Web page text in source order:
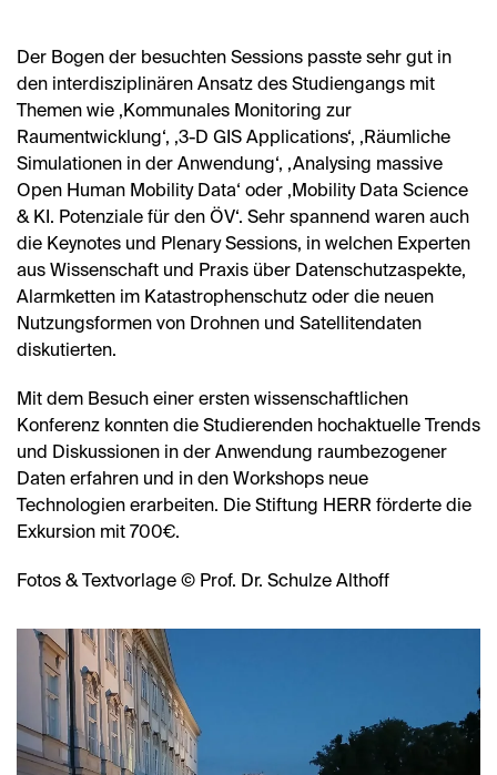
Der Bogen der besuchten Sessions passte sehr gut in
den interdisziplinären Ansatz des Studiengangs mit
Themen wie ‚Kommunales Monitoring zur
Raumentwicklung‘, ‚3-D GIS Applications‘, ‚Räumliche
Simulationen in der Anwendung‘, ‚Analysing massive
Open Human Mobility Data‘ oder ‚Mobility Data Science
& KI. Potenziale für den ÖV‘. Sehr spannend waren auch
die Keynotes und Plenary Sessions, in welchen Experten
aus Wissenschaft und Praxis über Datenschutzaspekte,
Alarmketten im Katastrophenschutz oder die neuen
Nutzungsformen von Drohnen und Satellitendaten
diskutierten.
Mit dem Besuch einer ersten wissenschaftlichen
Konferenz konnten die Studierenden hochaktuelle Trends
und Diskussionen in der Anwendung raumbezogener
Daten erfahren und in den Workshops neue
Technologien erarbeiten. Die Stiftung HERR förderte die
Exkursion mit 700€.
Fotos & Textvorlage © Prof. Dr. Schulze Althoff